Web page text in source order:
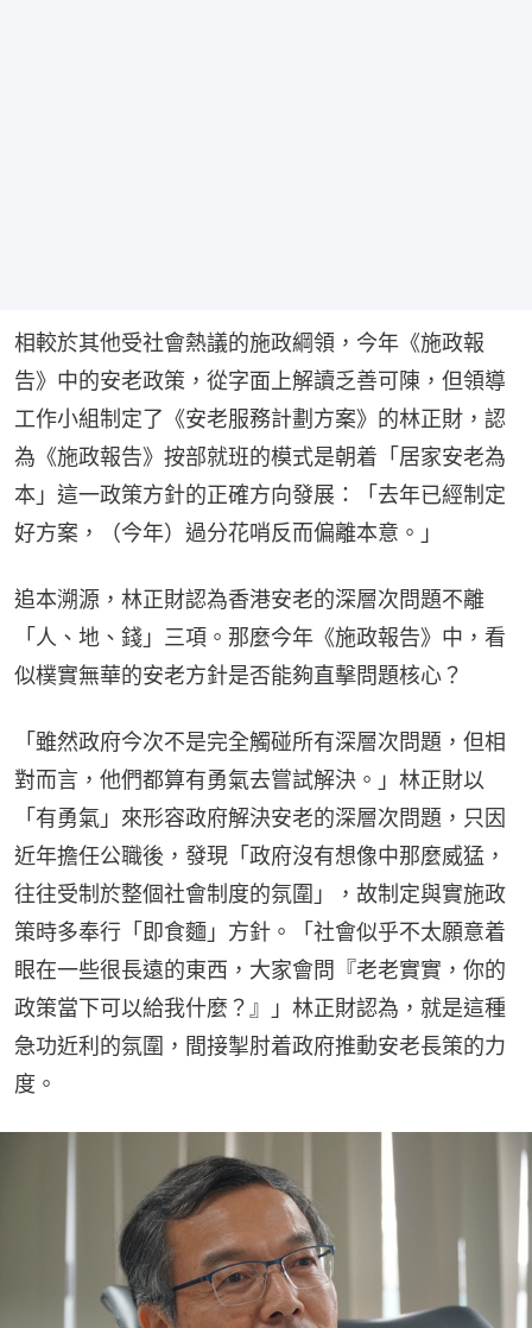
相較於其他受社會熱議的施政綱領，今年《施政報
告》中的安老政策，從字面上解讀乏善可陳，但領導
工作小組制定了《安老服務計劃方案》的林正財，認
為《施政報告》按部就班的模式是朝着「居家安老為
本」這一政策方針的正確方向發展：「去年已經制定
好方案，（今年）過分花哨反而偏離本意。」
追本溯源，林正財認為香港安老的深層次問題不離
「人、地、錢」三項。那麼今年《施政報告》中，看
似樸實無華的安老方針是否能夠直擊問題核心？
「雖然政府今次不是完全觸碰所有深層次問題，但相
對而言，他們都算有勇氣去嘗試解決。」林正財以
「有勇氣」來形容政府解決安老的深層次問題，只因
近年擔任公職後，發現「政府沒有想像中那麼威猛，
往往受制於整個社會制度的氛圍」，故制定與實施政
策時多奉行「即食麵」方針。「社會似乎不太願意着
眼在一些很長遠的東西，大家會問『老老實實，你的
政策當下可以給我什麼？』」林正財認為，就是這種
急功近利的氛圍，間接掣肘着政府推動安老長策的力
度。